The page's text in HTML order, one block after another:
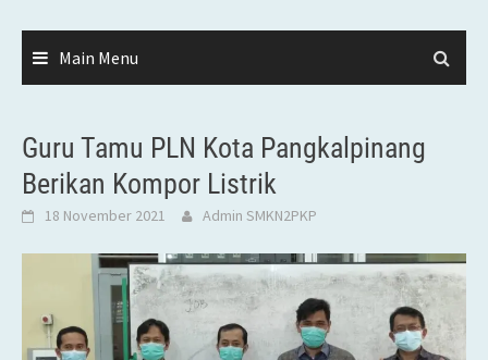
Main Menu
Guru Tamu PLN Kota Pangkalpinang
Berikan Kompor Listrik
18 November 2021 Admin SMKN2PKP